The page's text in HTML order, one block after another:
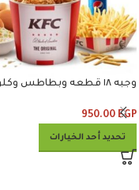
وجبه ١٨ قطعه وبطاطس
950.00 EGP
تحديد أحد الخيارات